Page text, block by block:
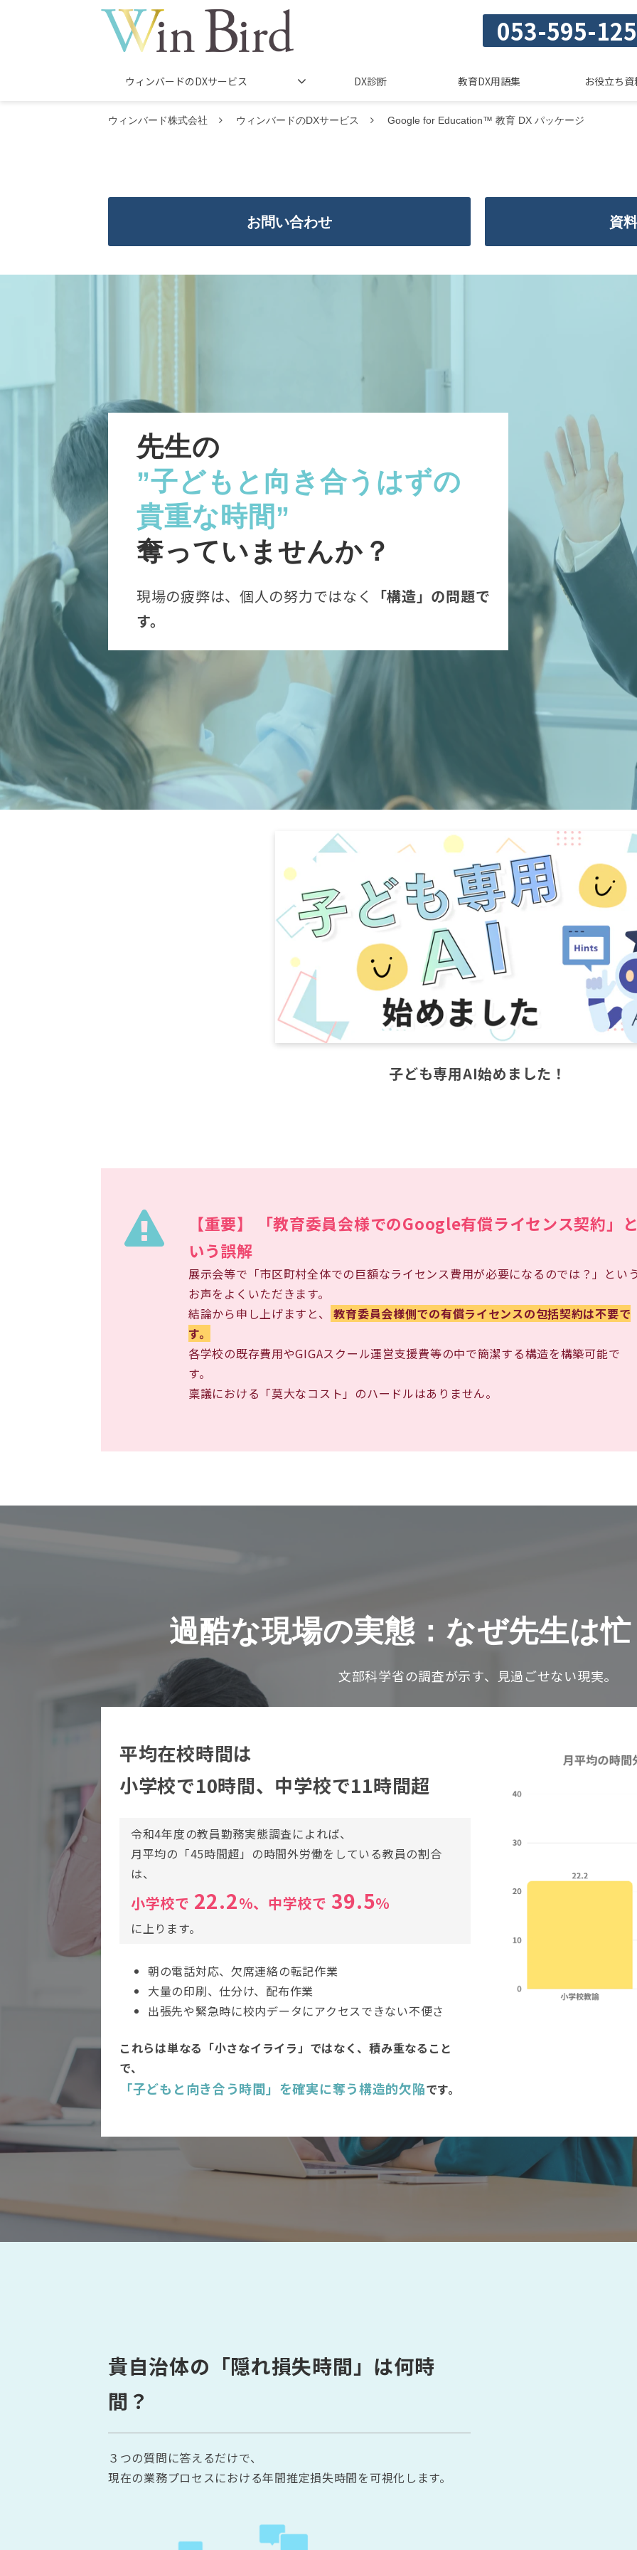
053-595-
ウィンバードのDXサービス DX診断 教育DX用語集 お役立ち資
ウィンバード株式会社 ウィンバードのDXサービス Google for Education™ 教育 DX パッケージ
お問い合わせ 資
先生の
”子どもと向き合うはずの
貴重な時間”
奪っていませんか？
現場の疲弊は、個人の努力ではなく
「構造」の問題で
す。
子ども専用AI始めました！
【重要】 「教育委員会様でのGoogle有償ライセンス契約」
いう誤解
展示会等で「市区町村全体での巨額なライセンス費用が必要になるのでは？」とい
お声をよくいただきます。
結論から申し上げますと、
教育委員会様側での有償ライセンスの包括契約は不要で
す。
各学校の既存費用やGIGAスクール運営支援費等の中で簡潔する構造を構築可能で
す。
稟議における「莫大なコスト」のハードルはありません。
過酷な現場の実態：なぜ先生は
文部科学省の調査が示す、見過ごせない現実。
平均在校時間は
小学校で10時間、中学校で11時間超
令和4年度の教員勤務実態調査によれば、
月平均の「45時間超」の時間外労働をしている教員の割合
は、
小学校で 22.2%、中学校で 39.5％
に上ります。
朝の電話対応、欠席連絡の転記作業
大量の印刷、仕分け、配布作業
出張先や緊急時に校内データにアクセスできない不便さ
これらは単なる「小さなイライラ」ではなく、積み重なること
で、
「子どもと向き合う時間」を確実に奪う構造的欠陥です。
貴自治体の「隠れ損失時間」は何時
間？
３つの質問に答えるだけで、
現在の業務プロセスにおける年間推定損失時間を可視化します。